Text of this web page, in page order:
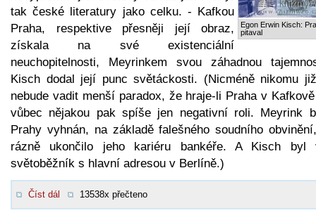
Egon Erwin Kisch:
pitaval
tak české literatury jako celku. - Kafkou
Praha, respektive přesněji její obraz,
získala na své existenciální
neuchopitelnosti, Meyrinkem svou záhadnou
Kisch dodal její punc světáckosti. (Nicméně nikomu
nebude vadit menší paradox, že hraje-li Praha v
vůbec nějakou pak spíše jen negativní roli. Meyrink
Prahy vyhnán, na základě falešného soudního
rázně ukončilo jeho kariéru bankéře. A Kisch byl
světoběžník s hlavní adresou v Berlíně.)
Číst dál 13538x přečteno